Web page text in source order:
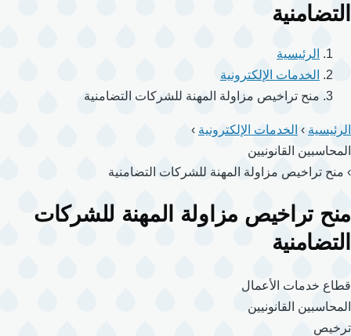
التضامنية
الرئيسية
الخدمات الإلكترونية
منح تراخيص مزاولة المهنة للشركات التضامنية
الرئيسية › الخدمات الإلكترونية ›
المحاسبين القانونيين
› منح تراخيص مزاولة المهنة للشركات التضامنية
منح تراخيص مزاولة المهنة للشركات
التضامنية
قطاع خدمات الأعمال
المحاسبين القانونيين
ترخيص